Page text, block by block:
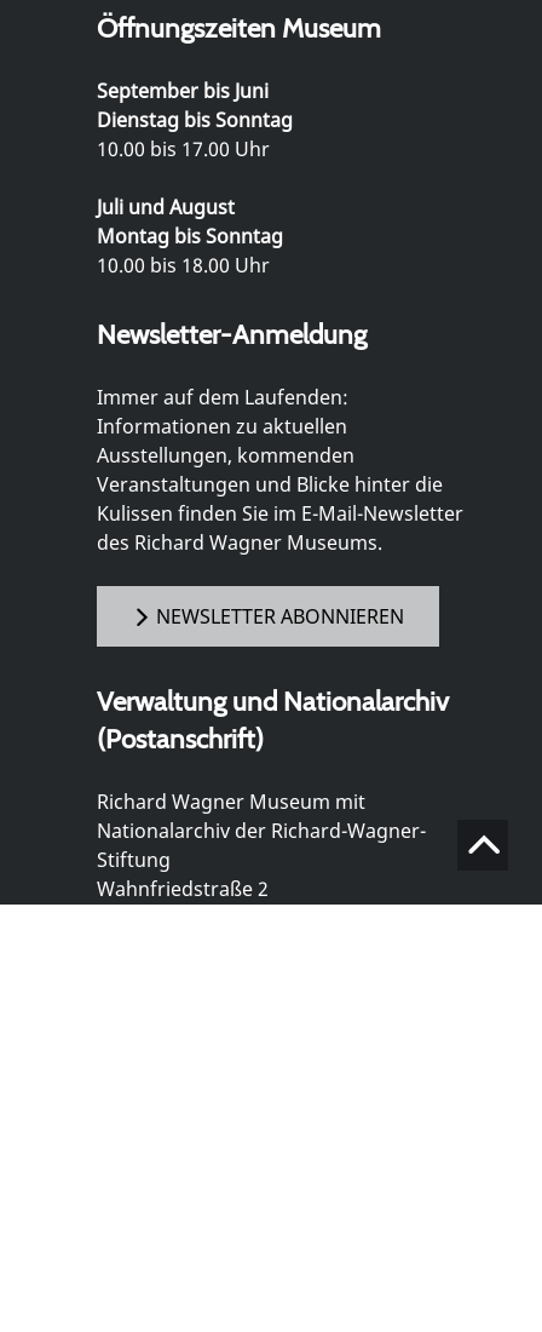
Öffnungszeiten Museum
September bis Juni
Dienstag bis Sonntag
10.00 bis 17.00 Uhr
Juli und August
Montag bis Sonntag
10.00 bis 18.00 Uhr
Newsletter-Anmeldung
Immer auf dem Laufenden:
Informationen zu aktuellen
Ausstellungen, kommenden
Veranstaltungen und Blicke hinter die
Kulissen finden Sie im E-Mail-Newsletter
des Richard Wagner Museums.
NEWSLETTER ABONNIEREN
Verwaltung und Nationalarchiv
(Postanschrift)
Richard Wagner Museum mit
Nationalarchiv der Richard-Wagner-
Stiftung
Wahnfriedstraße 2